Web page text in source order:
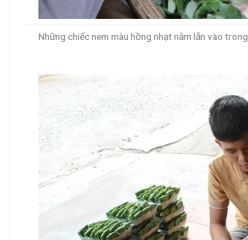
Những chiếc nem màu hồng nhạt nằm lẫn vào